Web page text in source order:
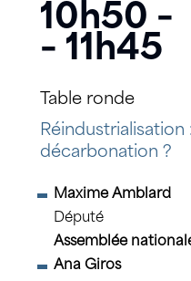
10h50 –
– 11h45
Table ronde
décarbonation ?
Maxime Amblard
Député
Assemblée
Ana Giros